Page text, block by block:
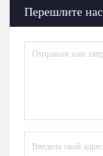
Перешлите нас